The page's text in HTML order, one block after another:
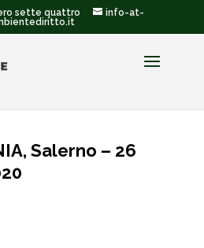
sette quattro
info-at-
Salerno – 26